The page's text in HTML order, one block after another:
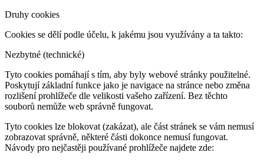
Druhy cookies
Cookies se dělí podle účelu, k jakému jsou využívány a ta takto:
Nezbytné (technické)
Tyto cookies pomáhají s tím, aby byly webové stránky použitelné.
Poskytují základní funkce jako je navigace na stránce nebo změna
rozlišení prohlížeče dle velikosti vašeho zařízení. Bez těchto
souborů nemůže web správně fungovat.
Tyto cookies lze blokovat (zakázat), ale část stránek se vám nemusí
zobrazovat správně, některé části dokonce nemusí fungovat.
Návody pro nejčastěji používané prohlížeče najdete zde: